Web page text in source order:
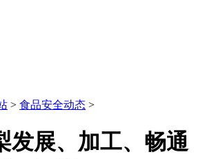
> 食品安全动态 >
发展、加工、畅通